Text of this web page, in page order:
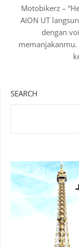
Motobikerz –
AION UT
dengan
SEARCH